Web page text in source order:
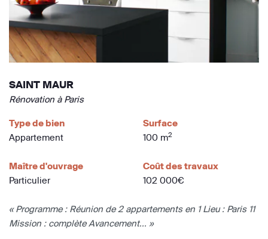
SAINT MAUR
Rénovation à Paris
Type de bien
Appartement
Surface
100 m2
Maître d'ouvrage
Particulier
Coût des travaux
102 000€
« Programme : Réunion de 2 appartements en 1 Lieu : Paris 11
Mission : complète Avancement... »